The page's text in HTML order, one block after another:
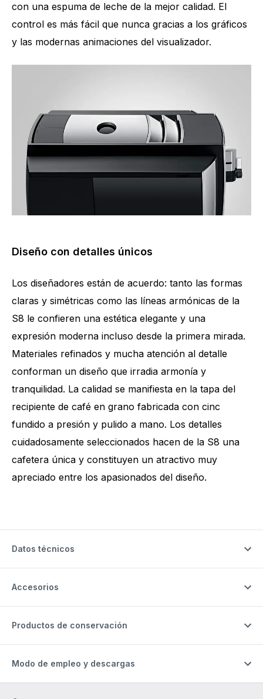
con una espuma de leche de la mejor calidad. El
control es más fácil que nunca gracias a los gráficos
y las modernas animaciones del visualizador.
Diseño con detalles únicos
Los diseñadores están de acuerdo: tanto las formas
claras y simétricas como las líneas armónicas de la
S8 le confieren una estética elegante y una
expresión moderna incluso desde la primera mirada.
Materiales refinados y mucha atención al detalle
conforman un diseño que irradia armonía y
tranquilidad. La calidad se manifiesta en la tapa del
recipiente de café en grano fabricada con cinc
fundido a presión y pulido a mano. Los detalles
cuidadosamente seleccionados hacen de la S8 una
cafetera única y constituyen un atractivo muy
apreciado entre los apasionados del diseño.
Datos técnicos
Accesorios
Productos de conservación
Modo de empleo y descargas